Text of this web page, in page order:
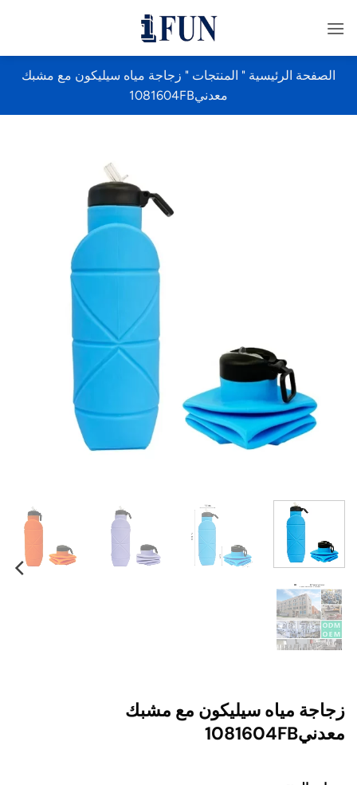
للمحتوى
الصفحة الرئيسية " المنتجات " زجاجة مياه سيليكون مع مشبك
معدني1081604FB
زجاجة مياه سيليكون مع مشبك
معدني1081604FB